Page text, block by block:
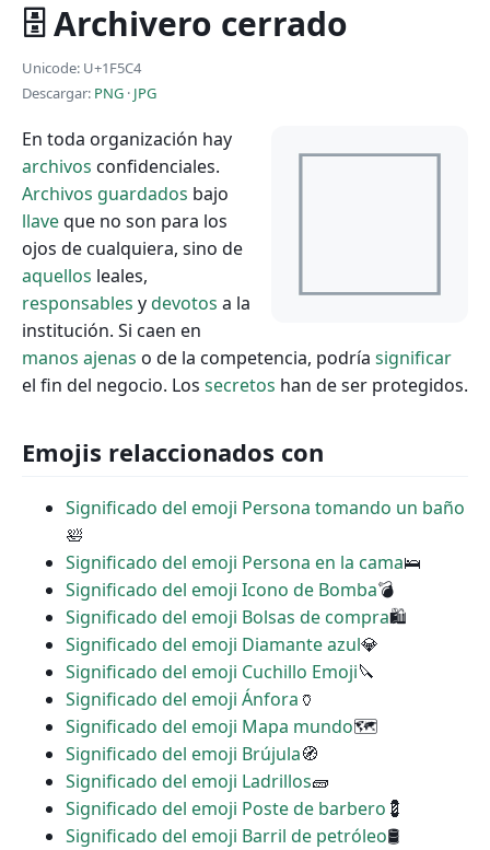
🗄 Archivero cerrado
Unicode: U+1F5C4
Descargar: PNG · JPG
En toda organización hay
archivos confidenciales.
Archivos guardados bajo
llaveque no son para los
ojos de cualquiera, sino de
aquellos leales,
responsables ydevotos a la
institución. Si caen en
manos ajenas o de la competencia, podría significar
el fin del negocio. Los secretos han de ser protegidos.
Emojis relaccionados con
Significado del emoji Persona tomando un baño
🛀
Significado del emoji Persona en la cama🛌
Significado del emoji Icono de Bomba💣
Significado del emoji Bolsas de compra🛍
Significado del emoji Diamante azul💎
Significado del emoji Cuchillo Emoji🔪
Significado del emoji Ánfora 🏺
Significado del emoji Mapa mundo🗺
Significado del emoji Brújula🧭
Significado del emoji Ladrillos🧱
Significado del emoji Poste de barbero 💈
Significado del emoji Barril de petróleo🛢